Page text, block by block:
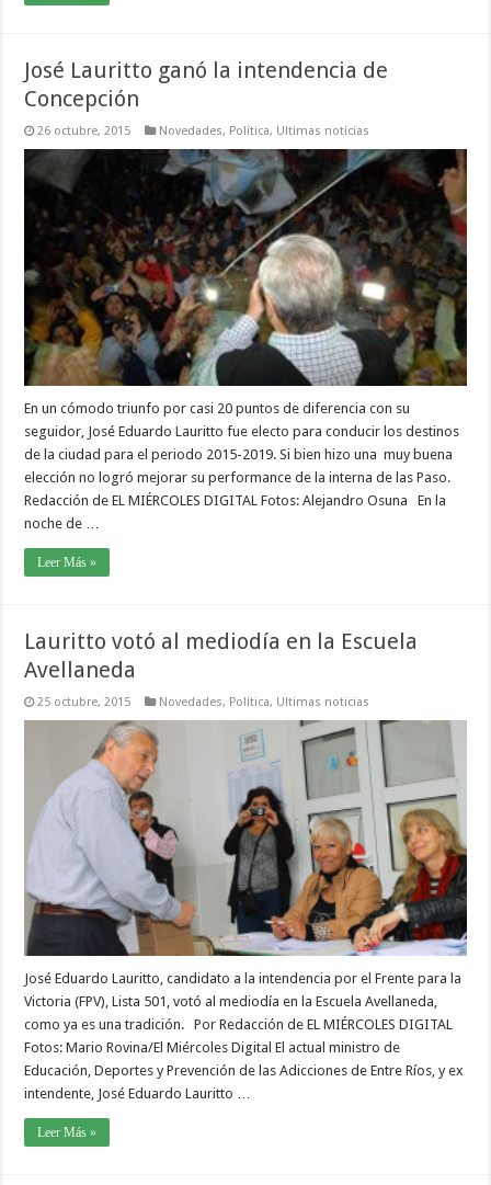
José Lauritto ganó la intendencia de
Concepción
26 octubre, 2015 Novedades, Política, Ultimas noticias
En un cómodo triunfo por casi 20 puntos de diferencia con su
seguidor, José Eduardo Lauritto fue electo para conducir los destinos
de la ciudad para el periodo 2015-2019. Si bien hizo una muy buena
elección no logró mejorar su performance de la interna de las Paso.
Redacción de EL MIÉRCOLES DIGITAL Fotos: Alejandro Osuna En la
noche de …
Leer Más »
Lauritto votó al mediodía en la Escuela
Avellaneda
25 octubre, 2015 Novedades, Política, Ultimas noticias
José Eduardo Lauritto, candidato a la intendencia por el Frente para la
Victoria (FPV), Lista 501, votó al mediodía en la Escuela Avellaneda,
como ya es una tradición. Por Redacción de EL MIÉRCOLES DIGITAL
Fotos: Mario Rovina/El Miércoles Digital El actual ministro de
Educación, Deportes y Prevención de las Adicciones de Entre Ríos, y ex
intendente, José Eduardo Lauritto …
Leer Más »